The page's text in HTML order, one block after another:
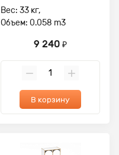
Вес: 33 кг,
Объем: 0.058 m3
9 240 ₽
В корзину